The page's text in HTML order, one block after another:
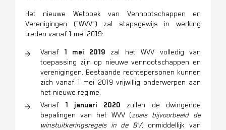
Het nieuwe Wetboek van Vennootschappen en
Verenigingen (“WVV”) zal stapsgewijs in werking
treden vanaf 1 mei 2019:
Vanaf 1 mei 2019 zal het WVV volledig van
toepassing zijn op nieuwe vennootschappen en
verenigingen. Bestaande rechtspersonen kunnen
zich vanaf 1 mei 2019 vrijwillig onderwerpen aan
het nieuwe regime.
Vanaf 1 januari 2020 zullen de dwingende
bepalingen van het WVV (zoals bijvoorbeeld de
winstuitkeringsregels in de BV) onmiddellijk van